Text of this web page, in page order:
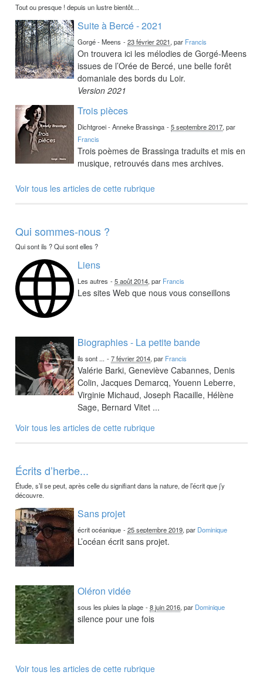
Tout ou presque ! depuis un lustre bientôt…
Suite à Bercé - 2021
Gorgé - Meens -23 février 2021, par Francis
On trouvera ici les mélodies de Gorgé-Meens
issues de l’Orée de Bercé, une belle forêt
domaniale des bords du Loir.
Version 2021
Trois pièces
Dichtgroei - Anneke Brassinga -5 septembre 2017, par
Francis
Trois poèmes de Brassinga traduits et mis en
musique, retrouvés dans mes archives.
Voir tous les articles de cette rubrique
Qui sommes-nous ?
Qui sont ils ? Qui sont elles ?
Liens
Les autres -5 août 2014, par Francis
Les sites Web que nous vous conseillons
Biographies - La petite bande
ils sont ... -7 février 2014, par Francis
Valérie Barki, Geneviève Cabannes, Denis
Colin, Jacques Demarcq, Youenn Leberre,
Virginie Michaud, Joseph Racaille, Hélène
Sage, Bernard Vitet ...
Voir tous les articles de cette rubrique
Écrits d’herbe...
Étude, s’il se peut, après celle du signifiant dans la nature, de l’écrit que j’y
découvre.
Sans projet
écrit océanique -25 septembre 2019, par Dominique
L’océan écrit sans projet.
Oléron vidée
sous les pluies la plage -8 juin 2016, par Dominique
silence pour une fois
Voir tous les articles de cette rubrique